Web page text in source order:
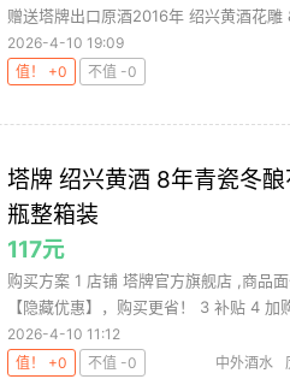
赠送塔牌出口原酒2016年 绍兴黄酒花雕
2026-4-10 19:09
值！ +0
不值 -0
塔牌 绍兴黄酒 8年青瓷冬
瓶整箱装
117元
购买方案 1 店铺 塔牌官方旗舰店 ,商品
【隐藏优惠】，购买更省！ 3 补贴 4 加
2026-4-10 11:12
值！ +0
不值 -0 中外酒水